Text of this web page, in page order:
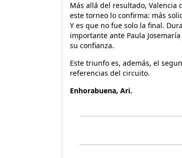
Más allá del resultado,
este torneo lo confirma: más
Y es que no fue solo la final.
importante ante Paula
su confianza.
Este triunfo es, además, el
referencias del circuito.
Enhorabuena, Ari.